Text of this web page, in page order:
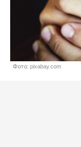
Фото: pixabay.com